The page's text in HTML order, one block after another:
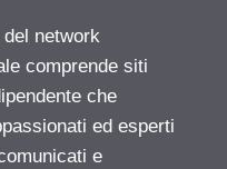
del network
comprende siti
che
ed esperti
e